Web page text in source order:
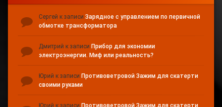
Сергей к записи Зарядное с управлением по первичной
обмотке трансформатора
Дмитрий к записи Прибор для экономии
электроэнергии. Миф или реальность?
Юрий к записи Противоветровой Зажим для скатерти
своими руками
Юрий к записи Противоветровой Зажим для скатерти